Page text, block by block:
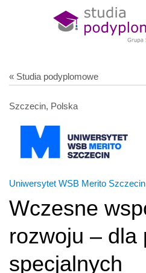
« Studia podyplomowe
Szczecin, Polska
Uniwersytet WSB Merito Szczecin
Wczesne
rozwoju – dla
specjalnych